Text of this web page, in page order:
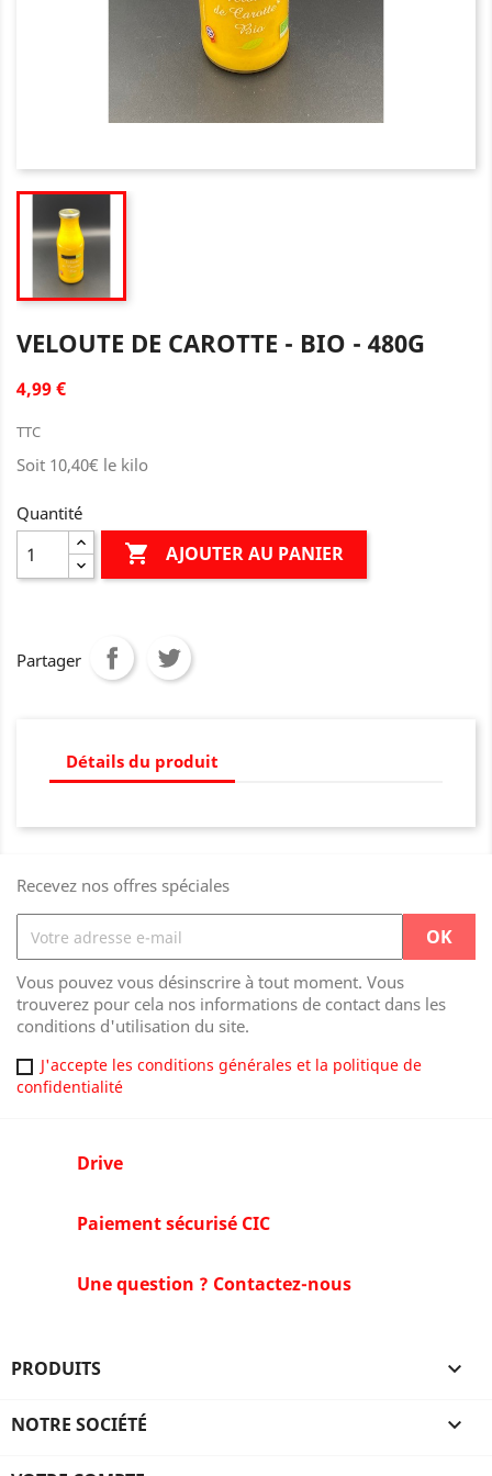
VELOUTE DE CAROTTE - BIO - 480G
4,99 €
TTC
Soit 10,40€ le kilo
Quantité
 AJOUTER AU PANIER
Partager
Détails du produit
Recevez nos offres spéciales
Vous pouvez vous désinscrire à tout moment. Vous
trouverez pour cela nos informations de contact dans les
conditions d'utilisation du site.
J'accepte les conditions générales et la politique de
confidentialité
Drive
Paiement sécurisé CIC
Une question ? Contactez-nous
PRODUITS 
NOTRE SOCIÉTÉ 